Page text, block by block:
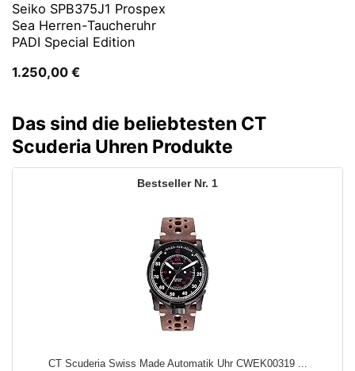
Seiko SPB375J1 Prospex
Sea Herren-Taucheruhr
PADI Special Edition
1.250,00 €
Das sind die beliebtesten CT
Scuderia Uhren Produkte
1
CT Scuderia Swiss Made Automatik Uhr CWEK00319 ...